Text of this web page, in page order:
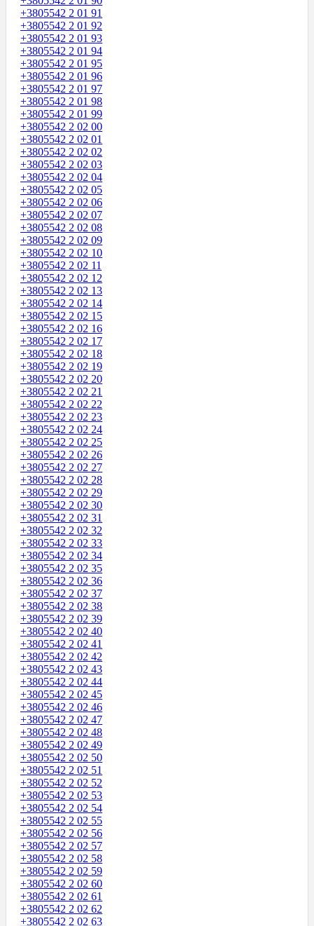
+3805542 2 01 91
+3805542 2 01 92
+3805542 2 01 93
+3805542 2 01 94
+3805542 2 01 95
+3805542 2 01 96
+3805542 2 01 97
+3805542 2 01 98
+3805542 2 01 99
+3805542 2 02 00
+3805542 2 02 01
+3805542 2 02 02
+3805542 2 02 03
+3805542 2 02 04
+3805542 2 02 05
+3805542 2 02 06
+3805542 2 02 07
+3805542 2 02 08
+3805542 2 02 09
+3805542 2 02 10
+3805542 2 02 11
+3805542 2 02 12
+3805542 2 02 13
+3805542 2 02 14
+3805542 2 02 15
+3805542 2 02 16
+3805542 2 02 17
+3805542 2 02 18
+3805542 2 02 19
+3805542 2 02 20
+3805542 2 02 21
+3805542 2 02 22
+3805542 2 02 23
+3805542 2 02 24
+3805542 2 02 25
+3805542 2 02 26
+3805542 2 02 27
+3805542 2 02 28
+3805542 2 02 29
+3805542 2 02 30
+3805542 2 02 31
+3805542 2 02 32
+3805542 2 02 33
+3805542 2 02 34
+3805542 2 02 35
+3805542 2 02 36
+3805542 2 02 37
+3805542 2 02 38
+3805542 2 02 39
+3805542 2 02 40
+3805542 2 02 41
+3805542 2 02 42
+3805542 2 02 43
+3805542 2 02 44
+3805542 2 02 45
+3805542 2 02 46
+3805542 2 02 47
+3805542 2 02 48
+3805542 2 02 49
+3805542 2 02 50
+3805542 2 02 51
+3805542 2 02 52
+3805542 2 02 53
+3805542 2 02 54
+3805542 2 02 55
+3805542 2 02 56
+3805542 2 02 57
+3805542 2 02 58
+3805542 2 02 59
+3805542 2 02 60
+3805542 2 02 61
+3805542 2 02 62
+3805542 2 02 63